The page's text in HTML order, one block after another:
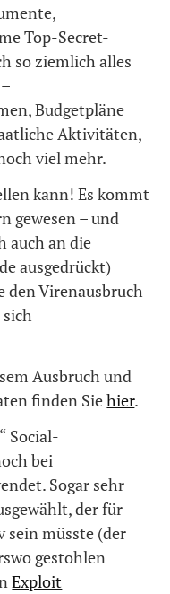
Top-Secret-
so ziemlich alles
Budgetpläne
Aktivitäten,
viel mehr.
kann! Es kommt
gewesen – und
auch an die
ausgedrückt)
den Virenausbruch
Ausbruch und
finden Siehier.
Social-
bei
Sogar sehr
der für
sein müsste (der
gestohlen
Exploit